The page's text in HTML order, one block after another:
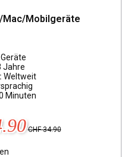
Mac/Mobilgeräte
Jahre
Weltweit
Minuten
CHF 34.90